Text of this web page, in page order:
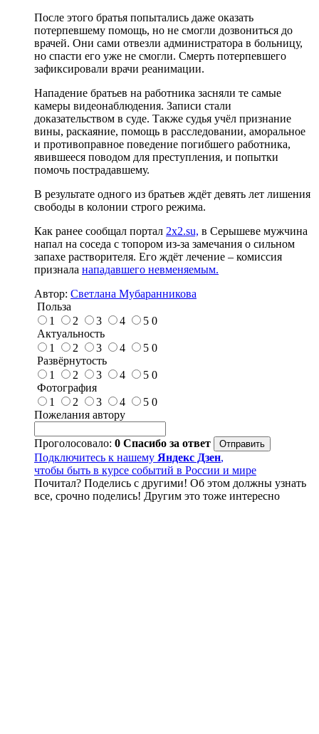
После этого братья попытались даже оказать
потерпевшему помощь, но не смогли дозвониться до
врачей. Они сами отвезли администратора в больницу,
но спасти его уже не смогли. Смерть потерпевшего
зафиксировали врачи реанимации.
Нападение братьев на работника засняли те самые
камеры видеонаблюдения. Записи стали
доказательством в суде. Также судья учёл признание
вины, раскаяние, помощь в расследовании, аморальное
и противоправное поведение погибшего работника,
явившееся поводом для преступления, и попытки
помочь пострадавшему.
В результате одного из братьев ждёт девять лет лишения
свободы в колонии строго режима.
Как ранее сообщал портал 2x2.su, в Серышеве мужчина
напал на соседа с топором из-за замечания о сильном
запахе растворителя. Его ждёт лечение – комиссия
признала нападавшего невменяемым.
Автор: Светлана Мубаранникова
Польза
1
2 3 4 5 0
Актуальность
1
2 3 4 5 0
Развёрнутость
1
2 3 4 5 0
Фотография
1
2 3 4 5 0
Пожелания автору
Проголосовало: 0 Спасибо за ответ
Подключитесь к нашему Яндекс Дзен,
чтобы быть в курсе событий в России и мире
Почитал? Поделись с другими! Об этом должны узнать
все, срочно поделись! Другим это тоже интересно